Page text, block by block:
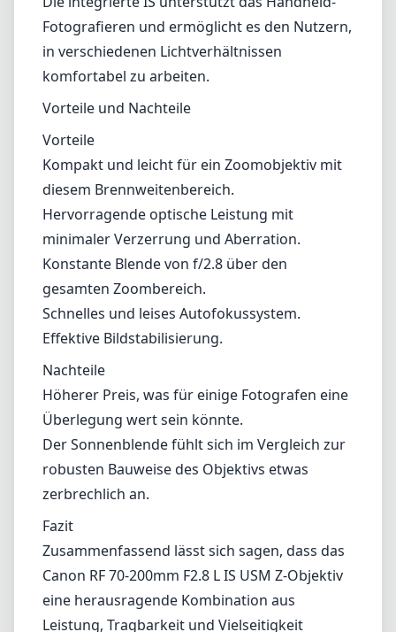
Vielseitigkeit
Der Brennweitenbereich von 70-200mm ist
äußerst vielseitig und eignet sich für eine
breite Palette von Fotografie-Stilen. Dieses
Actionaufnahmen hervorragende Ergebnisse
Die integrierte IS unterstützt das Handheld-
Fotografieren und ermöglicht es den Nutzern,
komfortabel zu arbeiten.
Vorteile und Nachteile
Vorteile
Kompakt und leicht für ein Zoomobjektiv mit
diesem Brennweitenbereich.
Hervorragende optische Leistung mit
minimaler Verzerrung und Aberration.
Konstante Blende von f/2.8 über den
Nachteile
Höherer Preis, was für einige Fotografen eine